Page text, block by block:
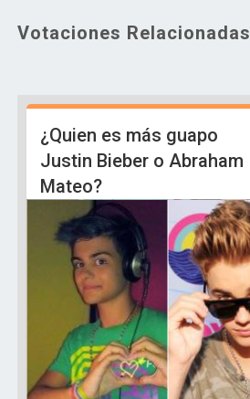
Votaciones Relacionadas
¿Quien es más guapo
Justin Bieber o Abraham
Mateo?